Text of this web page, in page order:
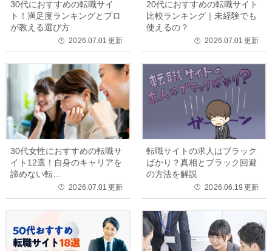
30代におすすめの転職サイ
ト！満足度ランキングとプロ
が教える選び方
🕒 2026.07.01 更新
20代におすすめの転職サイト
比較ランキング｜未経験でも
使えるの？
🕒 2026.07.01 更新
30代女性におすすめの転職サ
イト12選！自身のキャリアを
諦めない転…
🕒 2026.07.01 更新
転職サイトの求人はブラック
ばかり？真相とブラック回避
の方法を解説
🕒 2026.06.19 更新